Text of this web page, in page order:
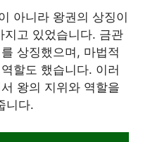
아니라 왕권의 상징이
지고 있었습니다. 금관
상징했으며, 마법적
할도 했습니다. 이러
왕의 지위와 역할을
니다.